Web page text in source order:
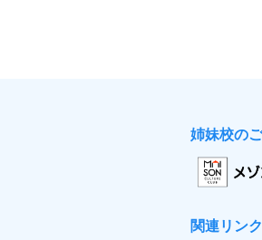
姉妹校の
関連リンク